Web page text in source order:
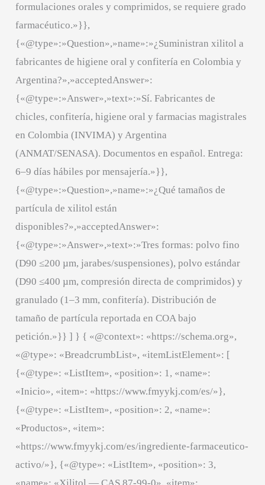
formulaciones orales y comprimidos, se requiere grado
farmacéutico.»}},
{«@type»:»Question»,»name»:»¿Suministran xilitol a
fabricantes de higiene oral y confitería en Colombia y
Argentina?»,»acceptedAnswer»:
{«@type»:»Answer»,»text»:»Sí. Fabricantes de
chicles, confitería, higiene oral y farmacias magistrales
en Colombia (INVIMA) y Argentina
(ANMAT/SENASA). Documentos en español. Entrega:
6–9 días hábiles por mensajería.»}},
{«@type»:»Question»,»name»:»¿Qué tamaños de
partícula de xilitol están
disponibles?»,»acceptedAnswer»:
{«@type»:»Answer»,»text»:»Tres formas: polvo fino
(D90 ≤200 µm, jarabes/suspensiones), polvo estándar
(D90 ≤400 µm, compresión directa de comprimidos) y
granulado (1–3 mm, confitería). Distribución de
tamaño de partícula reportada en COA bajo
petición.»}} ] } { «@context»: «https://schema.org»,
«@type»: «BreadcrumbList», «itemListElement»: [
{«@type»: «ListItem», «position»: 1, «name»:
«Inicio», «item»: «https://www.fmyykj.com/es/»},
{«@type»: «ListItem», «position»: 2, «name»:
«Productos», «item»:
«https://www.fmyykj.com/es/ingrediente-farmaceutico-
activo/»}, {«@type»: «ListItem», «position»: 3,
«name»: «Xilitol — CAS 87-99-0», «item»: